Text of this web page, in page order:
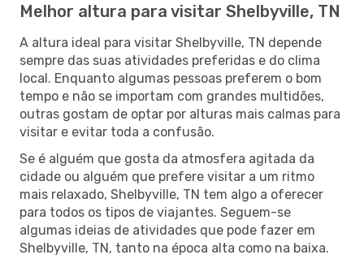
Melhor altura para visitar Shelbyville, TN
A altura ideal para visitar Shelbyville, TN depende
sempre das suas atividades preferidas e do clima
local. Enquanto algumas pessoas preferem o bom
tempo e não se importam com grandes multidões,
outras gostam de optar por alturas mais calmas para
visitar e evitar toda a confusão.
Se é alguém que gosta da atmosfera agitada da
cidade ou alguém que prefere visitar a um ritmo
mais relaxado, Shelbyville, TN tem algo a oferecer
para todos os tipos de viajantes. Seguem-se
algumas ideias de atividades que pode fazer em
Shelbyville, TN, tanto na época alta como na baixa.